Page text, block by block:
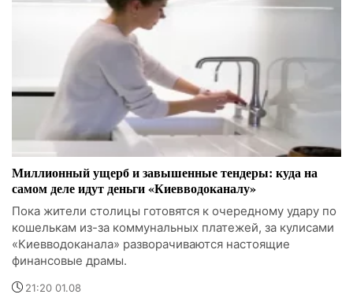
Миллионный ущерб и завышенные тендеры: куда на
самом деле идут деньги «Киевводоканалу»
Пока жители столицы готовятся к очередному удару по
кошелькам из-за коммунальных платежей, за кулисами
«Киевводоканала» разворачиваются настоящие
финансовые драмы.
21:20 01.08